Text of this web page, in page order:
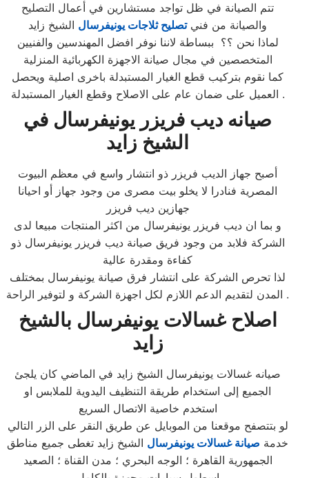
تتم الصيانة في ظل تواجد مستشارين في أعمال التصليح
والصيانة من فنيتصليح ثلاجات يونيفرسال الشيخ زايد
لماذا نحن ؟؟ ببساطة لاننا نوفر افضل المهندسين والفنيين
المتخصصين في مجال صيانة الاجهزة الكهربائية المنزلية
كما نقوم بتركيب قطع الغيار المستبدلة باخرى اصلية ويحصل
العميل على ضمان عام على الاصلاح وقطع الغيار المستبدلة .
صيانه ديب فريزر يونيفرسال في
الشيخ زايد
أصبح جهاز الديب فريزر ذو انتشار واسع في معظم البيوت
المصرية فنادرا لا يخلو بيت مصرى من وجود جهاز أو احيانا
جهازين ديب فريزر
و بما ان ديب فريزر يونيفرسال من اكثر المنتجات مبيعا لدى
الشركة فلابد من وجود فريق صيانة ديب فريزر يونيفرسال ذو
كفاءة ومقدرة عالية
لذا تحرص الشركة على انتشار فرق صيانة يونيفرسال بمختلف
المدن لتقديم الدعم اللازم لكل اجهزة الشركة و لتوفير الراحة .
اصلاح غسالات يونيفرسال بالشيخ
زايد
صيانه غسالات يونيفرسال الشيخ زايد في الماضي كان يلجئ
الجميع إلى استخدام طريقة التنظيف اليدوية للملابس او
استخدم خاصية الاتصال السريع
لو بتتصفح موقعنا من الموبايل عن طريق النقر على الزر التالي
خدمة صيانة غسالات يونيفرسال الشيخ زايد تغطى جميع مناطق
الجمهورية القاهرة ؛ الوجه البحري ؛ مدن القناة ؛ الصعيد